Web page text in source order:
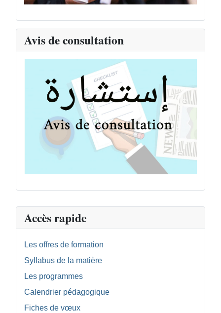
Accès rapide
Les offres de formation
Syllabus de la matière
Les programmes
Calendrier pédagogique
Fiches de vœux
Avis de consultation